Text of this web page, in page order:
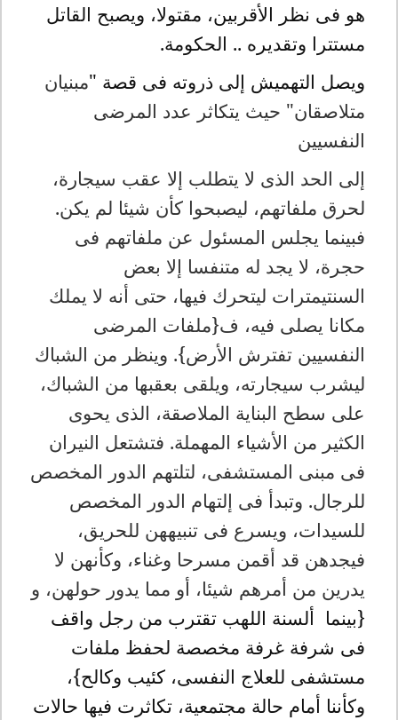
هو فى نظر الأقربين، مقتولا، ويصبح القاتل
مستترا وتقديره .. الحكومة.
ويصل التهميش إلى ذروته فى قصة "مبنيان
متلاصقان" حيث يتكاثر عدد المرضى
النفسيين
إلى الحد الذى لا يتطلب إلا عقب سيجارة،
لحرق ملفاتهم، ليصبحوا كأن شيئا لم يكن.
فبينما يجلس المسئول عن ملفاتهم فى
حجرة، لا يجد له متنفسا إلا بعض
السنتيمترات ليتحرك فيها، حتى أنه لا يملك
مكانا يصلى فيه، ف{ملفات المرضى
النفسيين تفترش الأرض}. وينظر من الشباك
ليشرب سيجارته، ويلقى بعقبها من الشباك،
على سطح البناية الملاصقة، الذى يحوى
الكثير من الأشياء المهملة. فتشتعل النيران
فى مبنى المستشفى، لتلتهم الدور المخصص
للرجال. وتبدأ فى إلتهام الدور المخصص
للسيدات، ويسرع فى تنبيههن للحريق،
فيجدهن قد أقمن مسرحا وغناء، وكأنهن لا
يدرين من أمرهم شيئا، أو مما يدور حولهن، و
{بينما ألسنة اللهب تقترب من رجل واقف
فى شرفة غرفة مخصصة لحفظ ملفات
مستشفى للعلاج النفسى، كئيب وكالح}،
وكأننا أمام حالة مجتمعية، تكاثرت فيها حالات